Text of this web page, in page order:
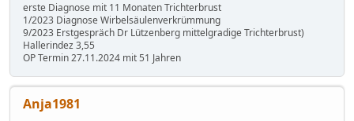
erste Diagnose mit 11 Monaten Trichterbrust
1/2023 Diagnose Wirbelsäulenverkrümmung
9/2023 Erstgespräch Dr Lützenberg mittelgradige Trichterbrust)
Hallerindez 3,55
OP Termin 27.11.2024 mit 51 Jahren
Anja1981